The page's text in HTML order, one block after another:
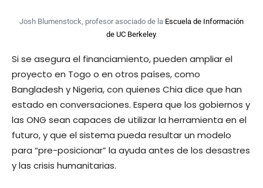
Josh Blumenstock, profesor asociado de la Escuela de Información
de UC Berkeley.
Si se asegura el financiamiento, pueden ampliar el
proyecto en Togo o en otros países, como
Bangladesh y Nigeria, con quienes Chia dice que han
estado en conversaciones. Espera que los gobiernos y
las ONG sean capaces de utilizar la herramienta en el
futuro, y que el sistema pueda resultar un modelo
para “pre-posicionar” la ayuda antes de los desastres
y las crisis humanitarias.